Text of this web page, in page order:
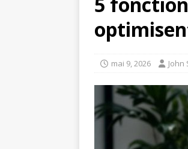
mai 9, 2026 John